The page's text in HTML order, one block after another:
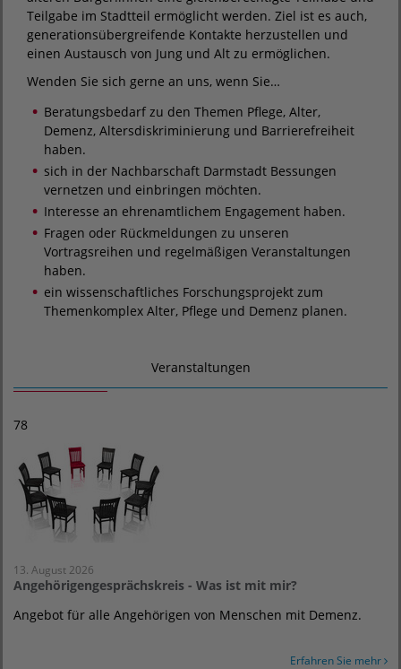
Teilgabe im Stadtteil ermöglicht werden. Ziel ist es auch,
generationsübergreifende Kontakte herzustellen und
einen Austausch von Jung und Alt zu ermöglichen.
Wenden Sie sich gerne an uns, wenn Sie…
Beratungsbedarf zu den Themen Pflege, Alter,
Demenz, Altersdiskriminierung und Barrierefreiheit
haben.
sich in der Nachbarschaft Darmstadt Bessungen
vernetzen und einbringen möchten.
Interesse an ehrenamtlichem Engagement haben.
Fragen oder Rückmeldungen zu unseren
Vortragsreihen und regelmäßigen Veranstaltungen
haben.
ein wissenschaftliches Forschungsprojekt zum
Themenkomplex Alter, Pflege und Demenz planen.
Veranstaltungen
78
13. August 2026
Angehörigengesprächskreis - Was ist mit mir?
Angebot für alle Angehörigen von Menschen mit Demenz.
Erfahren Sie mehr